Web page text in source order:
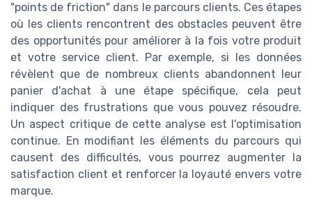
"points de friction" dans le parcours clients. Ces étapes
où les clients rencontrent des obstacles peuvent être
des opportunités pour améliorer à la fois votre produit
et votre service client. Par exemple, si les données
révèlent que de nombreux clients abandonnent leur
panier d'achat à une étape spécifique, cela peut
indiquer des frustrations que vous pouvez résoudre.
Un aspect critique de cette analyse est l'optimisation
continue. En modifiant les éléments du parcours qui
causent des difficultés, vous pourrez augmenter la
satisfaction client et renforcer la loyauté envers votre
marque.